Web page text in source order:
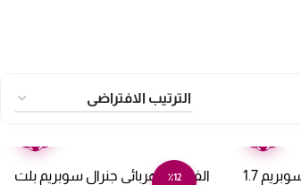
الغلاية الكهربائية جنرال سوبريم 1.7
٪12
الفرن الكهربائي جنرال سوبريم بلت